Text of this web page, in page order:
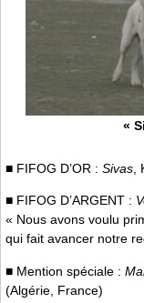
«
■ FIFOG D’OR : Sivas
■ FIFOG D’ARGENT :
« Nous avons voulu
qui fait avancer notre
■ Mention spéciale :
(Algérie, France)